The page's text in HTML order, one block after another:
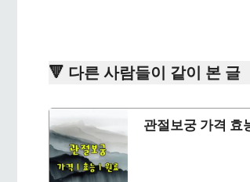
🔻 다른 사람들이 같이 본 글
관절보궁 가격 효